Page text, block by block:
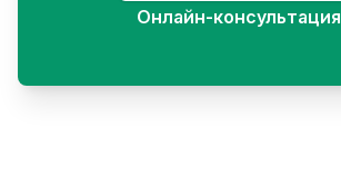
Онлайн-консультация